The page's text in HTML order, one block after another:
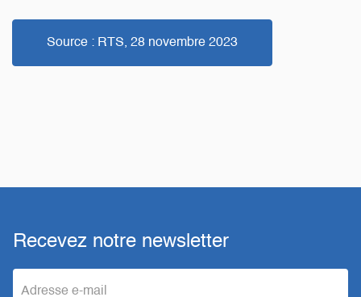
Source : RTS, 28 novembre 2023
Recevez notre newsletter